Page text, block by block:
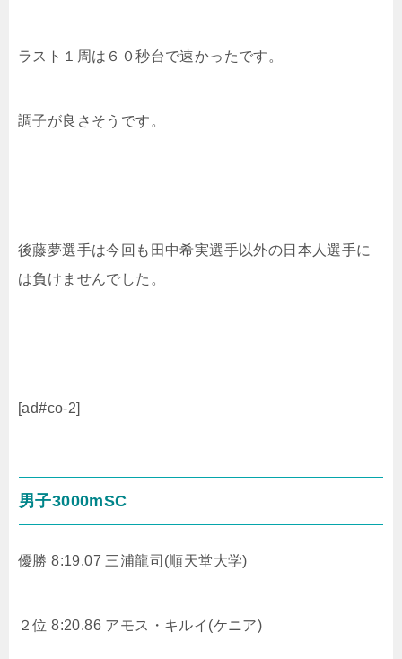
ラスト１周は６０秒台で速かったです。
調子が良さそうです。
後藤夢選手は今回も田中希実選手以外の日本人選手に
は負けませんでした。
[ad#co-2]
男子3000mSC
優勝 8:19.07 三浦龍司(順天堂大学)
２位 8:20.86 アモス・キルイ(ケニア)